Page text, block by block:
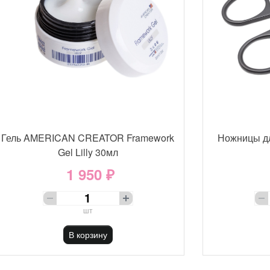
Гель AMERICAN CREATOR Framework
Gel Lilly 30мл
1 950 ₽
шт
В корзину
Ножницы